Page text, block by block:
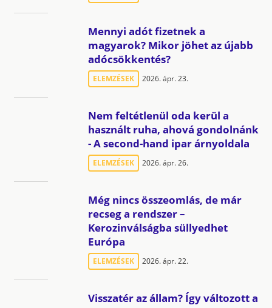
Mennyi adót fizetnek a
magyarok? Mikor jöhet az újabb
adócsökkentés?
ELEMZÉSEK 2026. ápr. 23.
Nem feltétlenül oda kerül a
használt ruha, ahová gondolnánk
- A second-hand ipar árnyoldala
ELEMZÉSEK 2026. ápr. 26.
Még nincs összeomlás, de már
recseg a rendszer –
Kerozinválságba süllyedhet
Európa
ELEMZÉSEK 2026. ápr. 22.
Visszatér az állam? Így változott a